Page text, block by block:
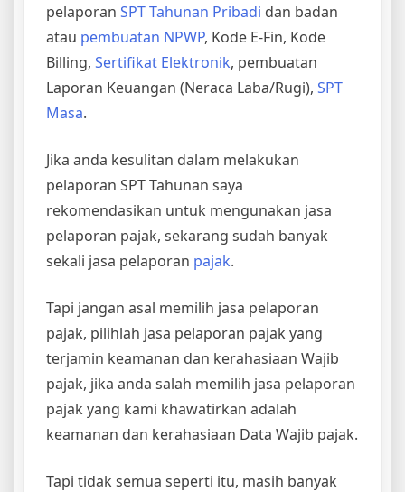
pelaporan SPT Tahunan Pribadi dan badan
atau pembuatan NPWP, Kode E-Fin, Kode
Billing, Sertifikat Elektronik, pembuatan
Laporan Keuangan (Neraca Laba/Rugi), SPT
Masa.
Jika anda kesulitan dalam melakukan
pelaporan SPT Tahunan saya
rekomendasikan untuk mengunakan jasa
pelaporan pajak, sekarang sudah banyak
sekali jasa pelaporan pajak.
Tapi jangan asal memilih jasa pelaporan
pajak, pilihlah jasa pelaporan pajak yang
terjamin keamanan dan kerahasiaan Wajib
pajak, jika anda salah memilih jasa pelaporan
pajak yang kami khawatirkan adalah
keamanan dan kerahasiaan Data Wajib pajak.
Tapi tidak semua seperti itu, masih banyak